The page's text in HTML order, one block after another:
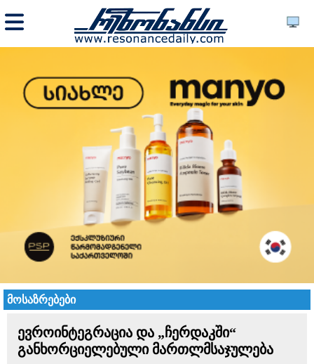
მოსაზრებები
ევროინტეგრაცია და „ჩერდაკში“
განხორციელებული მართლმსაჯულება